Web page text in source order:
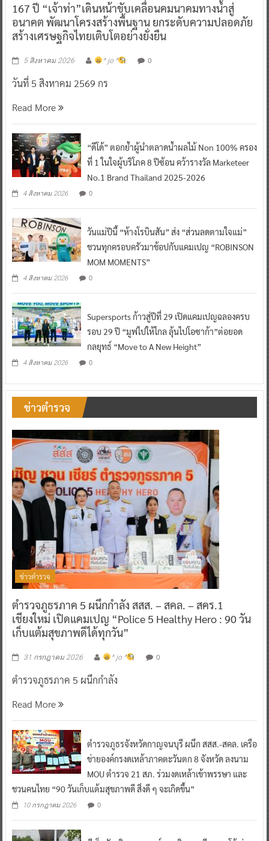
167 ปี “เจ้าท่า”เดินหน้าขับเคลื่อนคมนาคมทางน้ำสู่
อนาคต พัฒนาโครงสร้างพื้นฐาน ยกระดับความปลอดภัย
สร้างเศรษฐกิจไทยเติบโตอย่างยั่งยืน
5 สิงหาคม 2026 ^ jo ^ 0
วันที่ 5 สิงหาคม 2569 กร
Read More
“ดีโด้” ตอกย้ำผู้นำตลาดน้ำผลไม้ Non 100% ครอง
ที่ 1 ในใจผู้บริโภค 8 ปีซ้อน คว้ารางวัล Marketeer
No.1 Brand Thailand 2025-2026
4 สิงหาคม 2026 0
วันแม่ปีนี้ “ห้างโรบินสัน” ส่ง “ส่วนลดตามใจแม่”
ชวนทุกครอบครัวมาช้อปกับแคมเปญ “ROBINSON
MOM MOMENTS”
4 สิงหาคม 2026 0
Supersports ก้าวสู่ปีที่ 29 เปิดแคมเปญฉลองครบ
รอบ 29 ปี “มูฟไปให้ไกล ลุ้นไปโอซาก้า”ต่อยอด
กลยุทธ์ “Move to A New Height”
4 สิงหาคม 2026 0
ข่าวตำรวจ
ข่าวตำรวจ
ตำรวจภูธรภาค 5 ผนึกกำลัง สสส. – สคล. – สคร.1
เชียงใหม่ เปิดแคมเปญ “Police 5 Healthy Hero : 90 วัน
เก็บแต้มสุขภาพดีได้ทุกวัน”
31 กรกฎาคม 2026 ^ jo ^ 0
ตำรวจภูธรภาค 5 ผนึกกำลัง
Read More
ตำรวจภูธรจังหวัดกาญจนบุรี ผนึก สสส.-สคล. เครือ
ข่ายองค์กรงดเหล้าภาคตะวันตก 8 จังหวัด ลงนาม
MOU ตำรวจ 21 สภ. ร่วมงดเหล้าเข้าพรรษา และ
ชวนคนไทย “90 วันเก็บแต้มสุขภาพดี สิ่งดี ๆ จะเกิดขึ้น”
10 กรกฎาคม 2026 0